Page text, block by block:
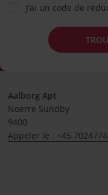
J’ai un code de
Aalborg Apt
Noerre Sundby
9400
Appeler le : +45